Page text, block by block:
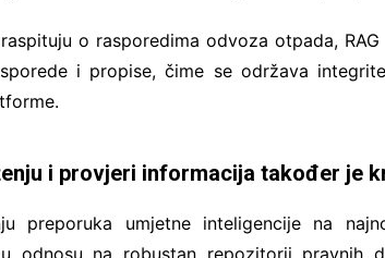
o rasporedima odvoza otpada,
i propise, čime se održava
i provjeri informacija također je
preporuka umjetne inteligencije na
odnosu na robustan repozitorij pravnih